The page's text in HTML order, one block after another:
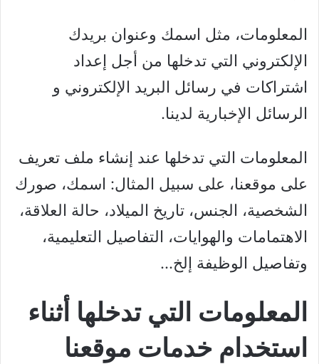
المعلومات، مثل اسمك وعنوان بريدك
الإلكتروني التي تدخلها من أجل إعداد
اشتراكات في رسائل البريد الإلكتروني و
الرسائل الإخبارية لدينا.
المعلومات التي تدخلها عند إنشاء ملف تعريف
على موقعنا، على سبيل المثال: اسمك، صورك
الشخصية، الجنس، تاريخ الميلاد، حالة العلاقة،
الاهتمامات والهوايات، التفاصيل التعليمية،
وتفاصيل الوظيفة إلخ…
المعلومات التي تدخلها أثناء
استخدام خدمات موقعنا